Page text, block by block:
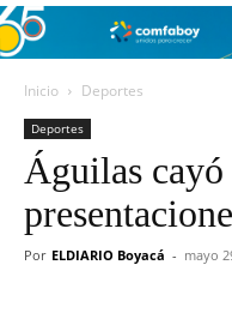
Inicio Deportes
Deportes
Águilas cayó
Por ELDIARIO Boyacá - mayo